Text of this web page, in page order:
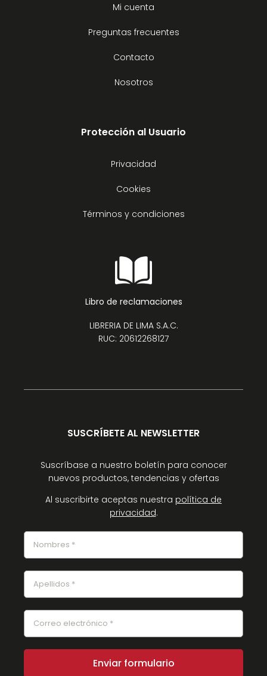
Mi cuenta
Preguntas frecuentes
Contacto
Nosotros
Protección al Usuario
Privacidad
Cookies
Términos y condiciones
Libro de reclamaciones
LIBRERIA DE LIMA S.A.C.
RUC: 20612268127
SUSCRÍBETE AL NEWSLETTER
Suscríbase a nuestro boletín para conocer
nuevos productos, tendencias y ofertas
Al suscribirte aceptas nuestra política de
privacidad.